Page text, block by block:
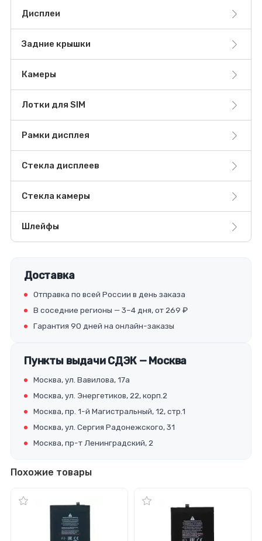
Дисплеи
Задние крышки
Камеры
Лотки для SIM
Рамки дисплея
Стекла дисплеев
Стекла камеры
Шлейфы
Доставка
Отправка по всей России в день заказа
В соседние регионы — 3–4 дня, от 269 ₽
Гарантия 90 дней на онлайн-заказы
Пункты выдачи СДЭК — Москва
Москва, ул. Вавилова, 17а
Москва, ул. Энергетиков, 22, корп.2
Москва, пр. 1-й Магистральный, 12, стр.1
Москва, ул. Сергия Радонежского, 31
Москва, пр-т Ленинградский, 2
Похожие товары